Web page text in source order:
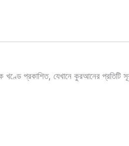
খণ্ডে প্রকাশিত, যেখানে কুরআনের প্রতিটি